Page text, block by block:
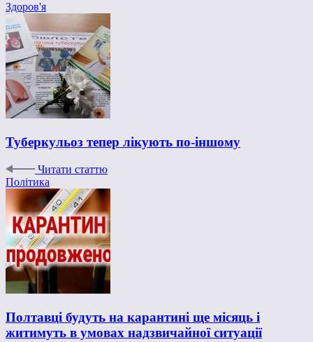
Здоров'я
Туберкульоз тепер лікують по-іншому
Читати статтю
Політика
Полтавці будуть на карантині ще місяць і
житимуть в умовах надзвичайної ситуації